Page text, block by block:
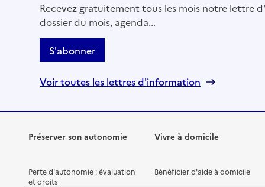
Recevez gratuitement tous les mois notre lettre
dossier du mois, agenda...
S'abonner
Voir toutes les lettres d'information
Préserver son autonomie
Perte d'autonomie : évaluation
et droits
Vivre à domicile
Bénéficier d'aide à domicile